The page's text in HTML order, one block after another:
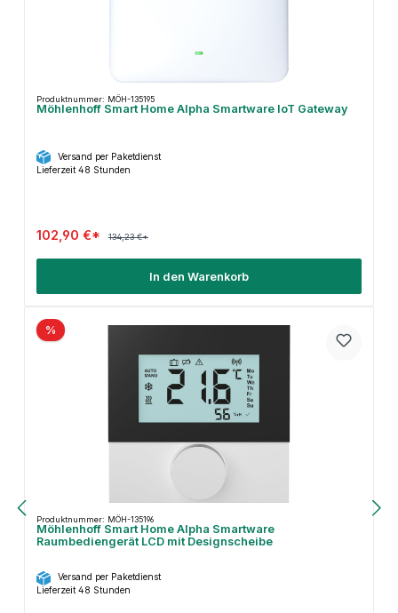
Produktnummer: MÖH-135195
Möhlenhoff Smart Home Alpha Smartware IoT Gateway
Versand per Paketdienst
Lieferzeit 48 Stunden
102,90 €* 134,23 €*
In den Warenkorb
%
Produktnummer: MÖH-135196
Möhlenhoff Smart Home Alpha Smartware
Raumbediengerät LCD mit Designscheibe
Versand per Paketdienst
Lieferzeit 48 Stunden